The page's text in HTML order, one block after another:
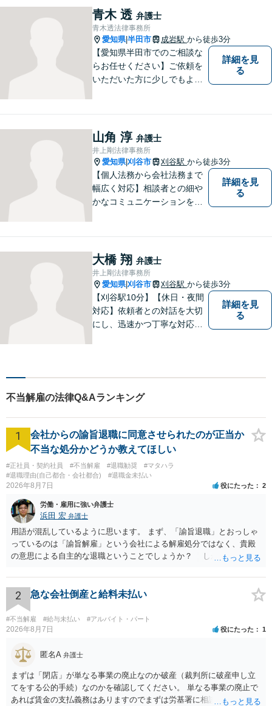
青木 透 弁護士
青木透法律事務所
愛知県|半田市 成岩駅 から徒歩3分
【愛知県半田市でのご相談な
らお任せください】ご依頼を
いただいた方に少しでもよい
詳細を見
る
山角 淳 弁護士
井上剛法律事務所
愛知県|刈谷市 刈谷駅 から徒歩3分
【個人法務から会社法務まで
幅広く対応】相談者との細や
かなコミュニケーションを大
ら、お早めにご相談くださ
い。【JR在来線「刈谷駅」4
分】【駐車場あり】
詳細を見
る
大橋 翔 弁護士
井上剛法律事務所
愛知県|刈谷市 刈谷駅 から徒歩3分
【刈谷駅10分】【休日・夜間
対応】依頼者との対話を大切
にし、迅速かつ丁寧な対応を
サービスを提供。【駐車場完
詳細を見
る
不当解雇の法律Q&Aランキング
1
会社からの諭旨退職に同意させられたのが正当か
不当な処分かどうか教えてほしい
#正社員・契約社員 #不当解雇 #退職勧奨
#マタハラ
#退職理由(自己都合・会社都合)
#退職金未払い
2026年8月7日 役にたった 2
労働・雇用に強い弁護士
浜田 宏 弁護士
用語が混乱しているように思います。 まず、「諭旨退職」とおっしゃ
っているのは「諭旨解雇」という会社による解雇処分ではなく、貴殿
の意思による自主的な退職ということでしょうか？ しかし、記載さ
す。 その場合、解雇には客観的で合理的な理由が必要であり、かつ
解雇という処分が社会通念上相当と認められない限り、解雇は無効で
す。 結局、貴殿のネット炎上の内容や原因、勤務先に与えた影響な
どを具体的に検討しなければ、何とも申し上げることができません。
また、育児休業法関係の問題もあるかもしれません。 ある程度労働
士にご相談下さい。
2 急な会社倒産と給料未払い
#不当解雇 #給与未払い #アルバイト・パート
2026年8月7日 役にたった 1
匿名A 弁護士
まずは「閉店」が単なる事業の廃止なのか破産（裁判所に破産申し立
てをする公的手続）なのかを確認してください。 単なる事業の廃止で
あれば賃金の支払義務はありますのでまずは労基署に相談してくださ